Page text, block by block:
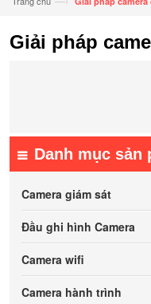
Giải pháp
Danh mục sản
Camera giám sát
Đầu ghi hình Camera
Camera wifi
Camera hành trình